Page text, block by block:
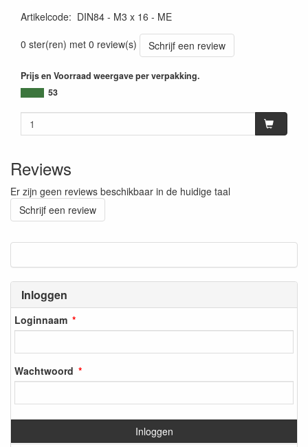
Inloggen
Loginnaam
Wachtwoord
Inloggen
Artikelcode: DIN84 - M3 x 16 - ME
0 ster(ren) met 0 review(s)
Schrijf een review
Prijs en Voorraad weergave per verpakking.
53
Reviews
Er zijn geen reviews beschikbaar in de huidige taal
Schrijf een review